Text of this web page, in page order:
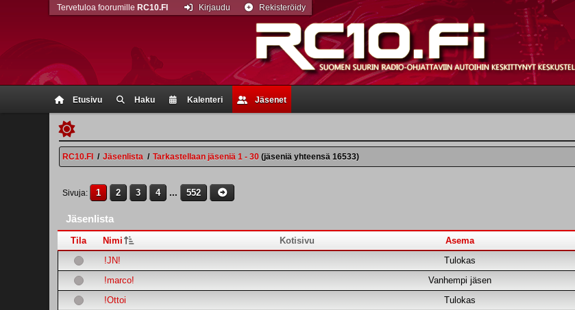
Etusivu Haku Kalenteri Jäsenet
Tervetuloa foorumille RC10.FI Kirjaudu Rekisteröidy
RC10.FI / Jäsenlista / Tarkastellaan jäseniä 1 - 30 (jäseniä yhteensä 16533)
Sivuja 1 2 3 4 ... 552
Jäsenlista
Tila Nimi Kotisivu Asema
!JN!
Tulokas
!marco!
Vanhempi jäsen
!Ottoi
Tulokas